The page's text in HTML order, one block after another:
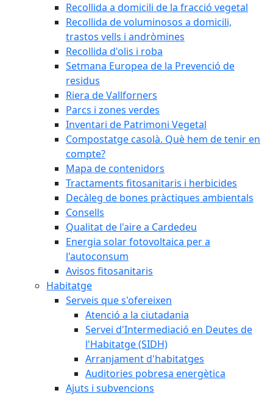
Recollida a domicili de la fracció vegetal
Recollida de voluminosos a domicili,
trastos vells i andròmines
Recollida d'olis i roba
Setmana Europea de la Prevenció de
residus
Riera de Vallforners
Parcs i zones verdes
Inventari de Patrimoni Vegetal
Compostatge casolà. Què hem de tenir en
compte?
Mapa de contenidors
Tractaments fitosanitaris i herbicides
Decàleg de bones pràctiques ambientals
Consells
Qualitat de l'aire a Cardedeu
Energia solar fotovoltaica per a
l'autoconsum
Avisos fitosanitaris
Habitatge
Serveis que s'ofereixen
Atenció a la ciutadania
Servei d'Intermediació en Deutes de
l'Habitatge (SIDH)
Arranjament d'habitatges
Auditories pobresa energètica
Ajuts i subvencions